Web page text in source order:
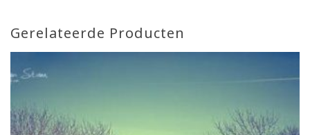
Gerelateerde Producten